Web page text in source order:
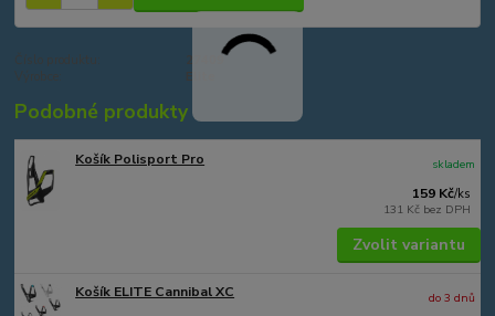
Podobné produkty
Košík Polisport Pro
159 Kč/ks
131 Kč bez DPH
skladem
Zvolit variantu
Košík ELITE Cannibal XC
do 3 dnů